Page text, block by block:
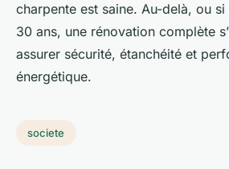
charpente est saine. Au-delà, ou
30 ans, une rénovation complète
assurer sécurité, étanchéité et
énergétique.
societe